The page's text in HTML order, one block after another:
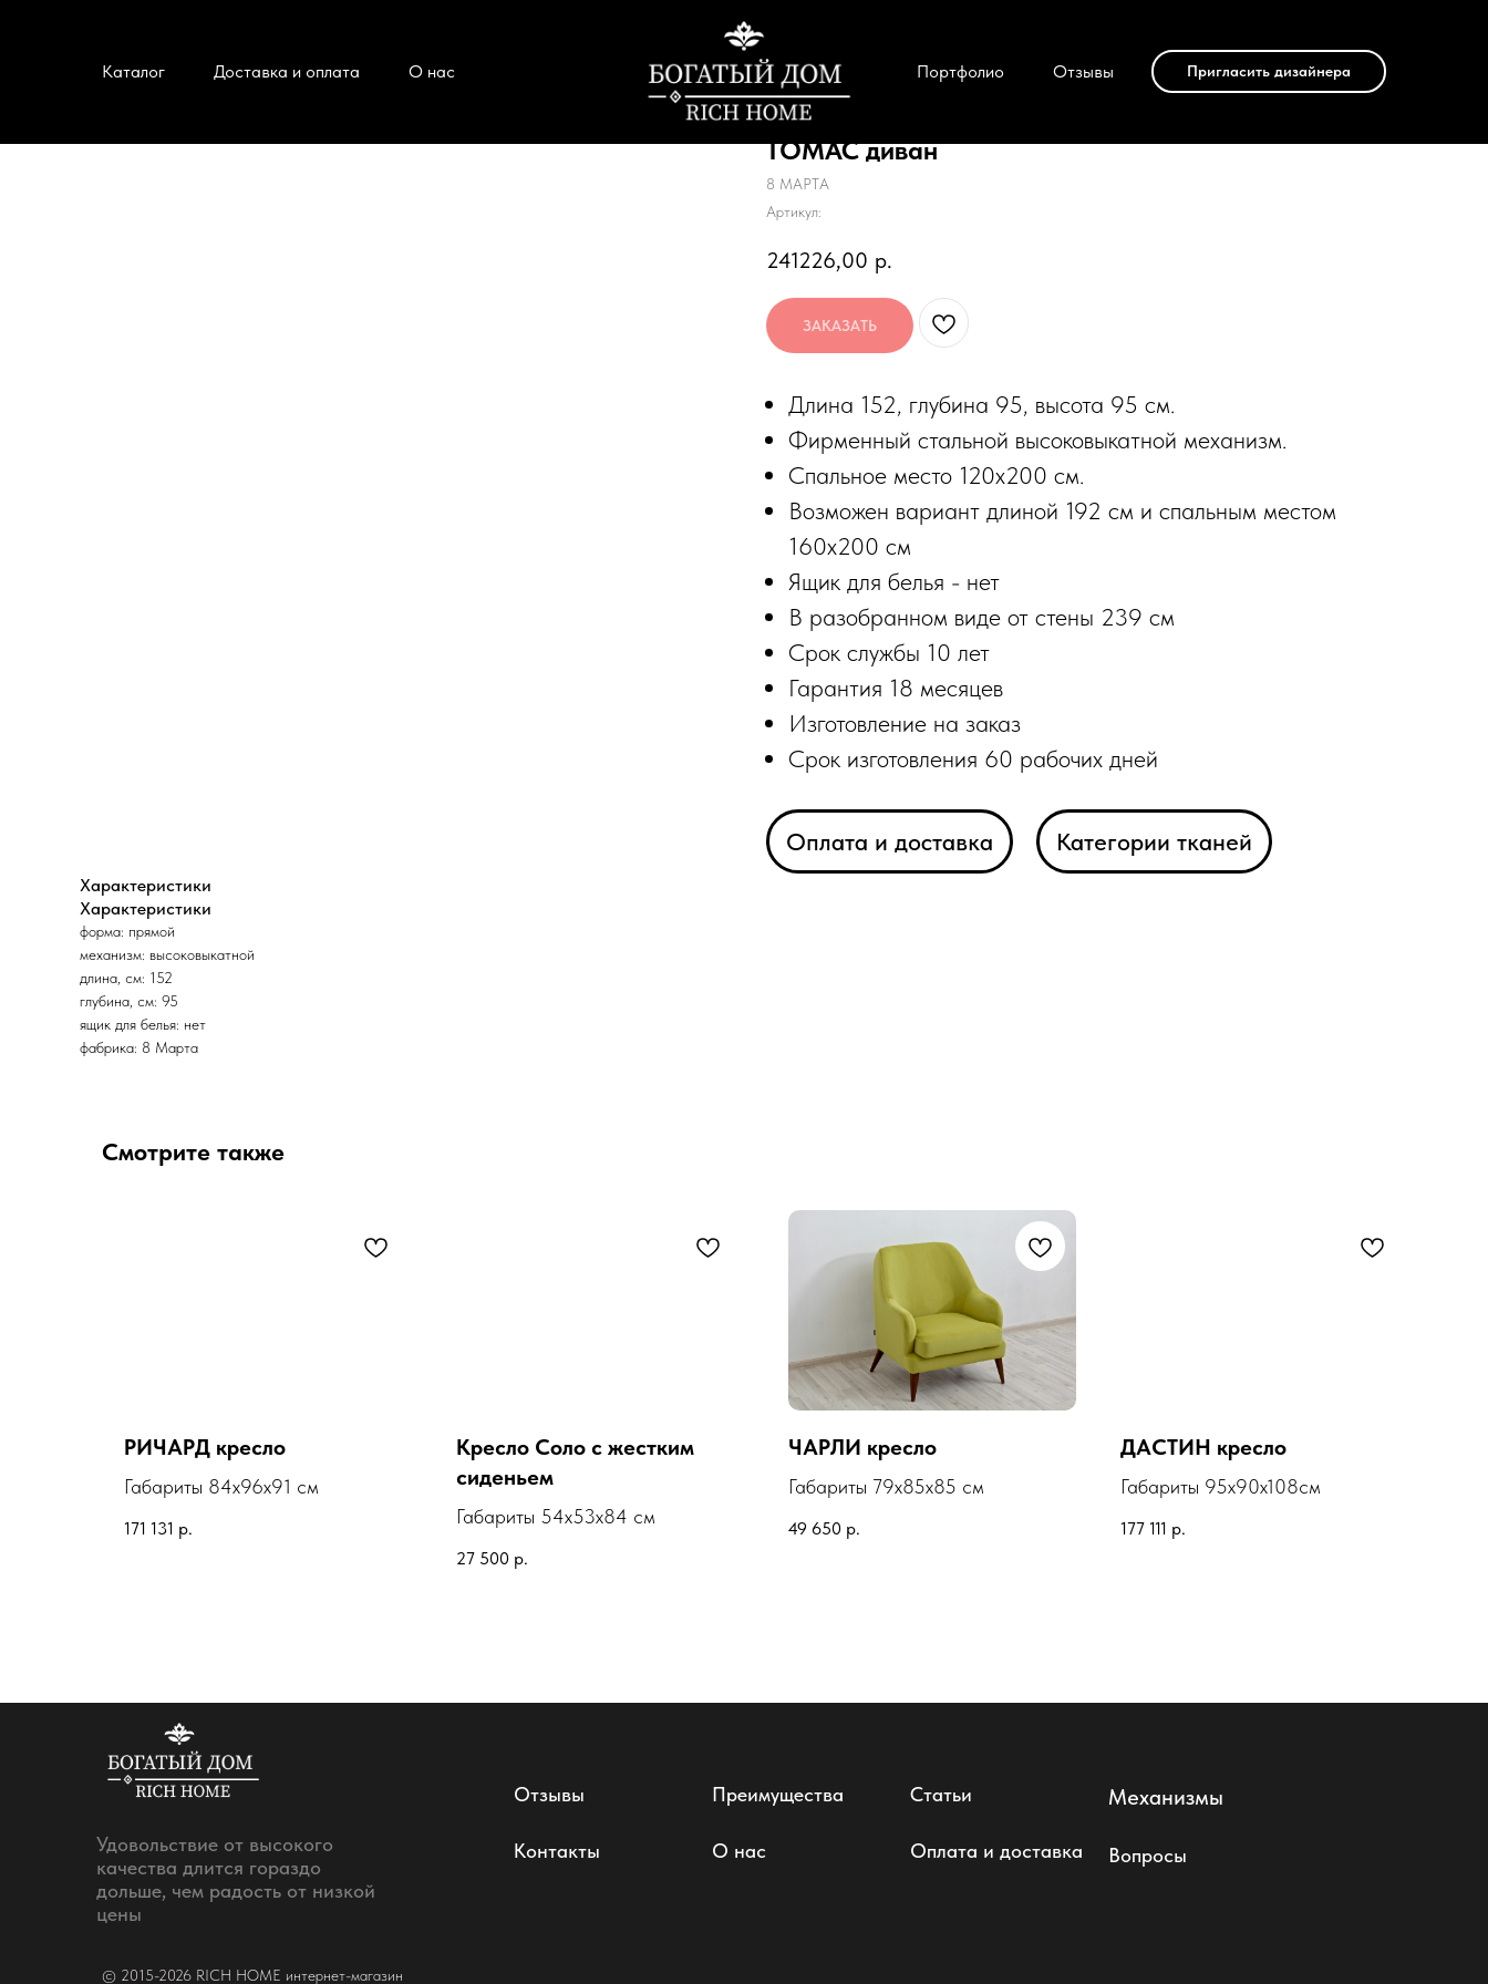
Каталог Доставка и оплата О нас Портфолио Отзывы Пригласить дизайнера
ТОМАС диван
8 МАРТА
Артикул:
241226,00 р.
ЗАКАЗАТЬ
Длина 152, глубина 95, высота 95 см.
Фирменный стальной высоковыкатной механизм.
Спальное место 120х200 см.
Возможен вариант длиной 192 см и спальным местом
160х200 см
Ящик для белья - нет
В разобранном виде от стены 239 см
Срок службы 10 лет
Гарантия 18 месяцев
Изготовление на заказ
Срок изготовления 60 рабочих дней
Оплата и доставка Категории тканей
Характеристики
Характеристики
форма: прямой
механизм: высоковыкатной
длина, см: 152
глубина, см: 95
ящик для белья: нет
фабрика: 8 Марта
Смотрите также
РИЧАРД кресло
Габариты 84х96х91 см
171 131 р.
Кресло Соло с жестким
сиденьем
Габариты 54х53х84 см
27 500 р.
ЧАРЛИ кресло
Габариты 79х85х85 см
49 650 р.
ДАСТИН кресло
Габариты 95х90х108см
177 111 р.
Удовольствие от высокого
качества длится гораздо
дольше, чем радость от низкой
цены
Отзывы
Контакты
Преимущества
О нас
Статьи
Оплата и доставка
Механизмы
Вопросы
© 2015-2026 RICH HOME интернет-магазин